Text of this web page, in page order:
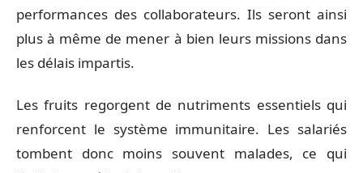
performances des collaborateurs. Ils seront ainsi
plus à même de mener à bien leurs missions dans
les délais impartis.
Les fruits regorgent de nutriments essentiels qui
renforcent le système immunitaire. Les salariés
tombent donc moins souvent malades, ce qui